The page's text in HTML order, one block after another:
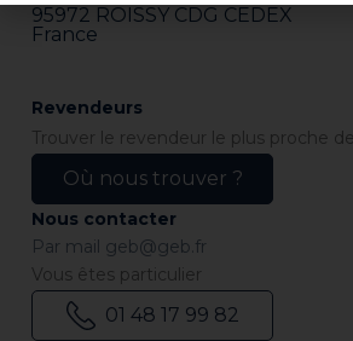
95972 ROISSY CDG CEDEX
France
Revendeurs
Trouver le revendeur le plus proche
Où nous trouver ?
Nous contacter
Par mail geb@geb.fr
Vous êtes particulier
01 48 17 99 82